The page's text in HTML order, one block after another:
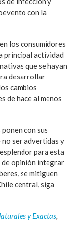
con la
los consumidores
principal actividad
que se hayan
desarrollar
cambios
de hace al menos
con sus
no ser advertidas y
para esta
de opinión integrar
se mitiguen
central, siga
y Exactas,